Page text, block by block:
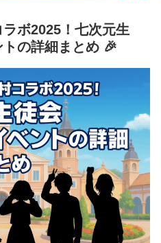
ボ2025！七次元生
の詳細まとめ 🎉